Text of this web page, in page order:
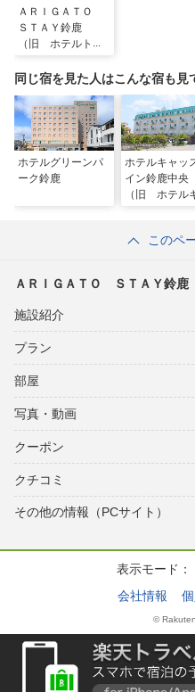
ＡＲＩＧＡＴＯ
ＳＴＡＹ鈴鹿
（旧 ホテルトレ
同じ宿を見た人はこんな宿も見
ホテルグリーンパ
ーク鈴鹿
ホテルキャッ
イン鈴鹿中央
（旧 ホテル
このペ
ＡＲＩＧＡＴＯ ＳＴＡＹ鈴鹿
施設紹介
プラン
部屋
写真・動画
クーポン
クチコミ
その他の情報（PCサイト）
表示モード：
会社情報
©